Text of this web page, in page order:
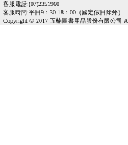
客服電話:(07)2351960
客服時間:平日9：30-18：00（國定假日除外）
Copyright © 2017 五楠圖書用品股份有限公司